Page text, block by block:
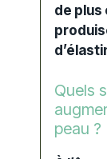
de plus
Quels
peau ?